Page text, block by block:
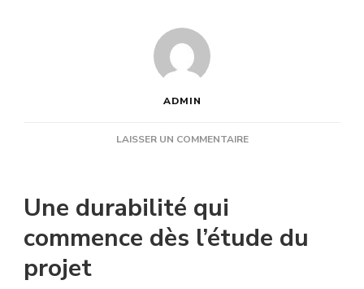
ADMIN
LAISSER UN COMMENTAIRESUR
DE
Une durabilité qui
commence dès l’étude du
projet